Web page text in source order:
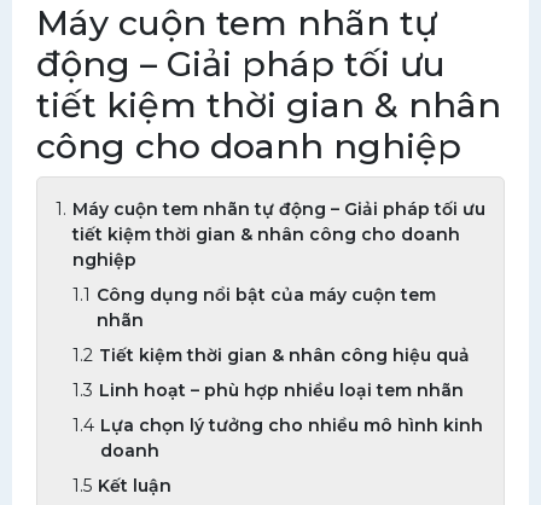
Máy cuộn tem nhãn tự
động – Giải pháp tối ưu
tiết kiệm thời gian & nhân
công cho doanh nghiệp
Máy cuộn tem nhãn tự động – Giải pháp tối ưu
tiết kiệm thời gian & nhân công cho doanh
nghiệp
Công dụng nổi bật của máy cuộn tem
nhãn
Tiết kiệm thời gian & nhân công hiệu quả
Linh hoạt – phù hợp nhiều loại tem nhãn
Lựa chọn lý tưởng cho nhiều mô hình kinh
doanh
Kết luận